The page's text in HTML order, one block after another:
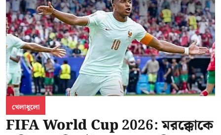
খেলাধুলো
FIFA World Cup 2026: মরক্কোকে